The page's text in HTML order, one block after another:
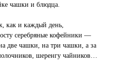
чашки и блюдца.
как и каждый день,
серебряные кофейники —
две чашки, на три чашки, а за
шеренгу чайников…